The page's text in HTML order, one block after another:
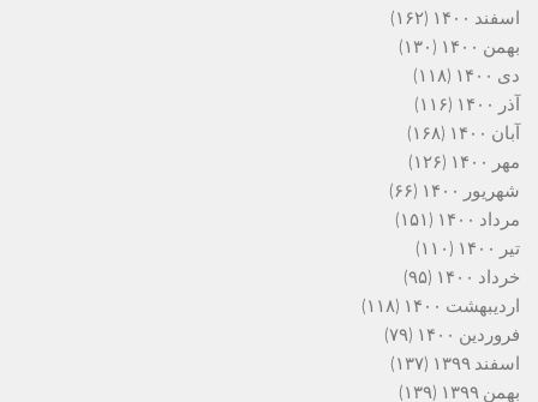
اسفند ۱۴۰۰
(۱۶۲)
بهمن ۱۴۰۰
(۱۳۰)
دی ۱۴۰۰
(۱۱۸)
آذر ۱۴۰۰
(۱۱۶)
آبان ۱۴۰۰
(۱۶۸)
مهر ۱۴۰۰
(۱۲۶)
شهریور ۱۴۰۰
(۶۶)
مرداد ۱۴۰۰
(۱۵۱)
تیر ۱۴۰۰
(۱۱۰)
خرداد ۱۴۰۰
(۹۵)
اردیبهشت ۱۴۰۰
(۱۱۸)
فروردین ۱۴۰۰
(۷۹)
اسفند ۱۳۹۹
(۱۳۷)
بهمن ۱۳۹۹
(۱۳۹)